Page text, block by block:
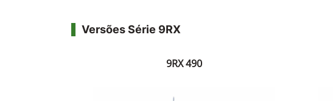
Versões Série 9RX
9RX 490